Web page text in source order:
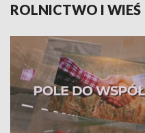
ROLNICTWO I WIEŚ